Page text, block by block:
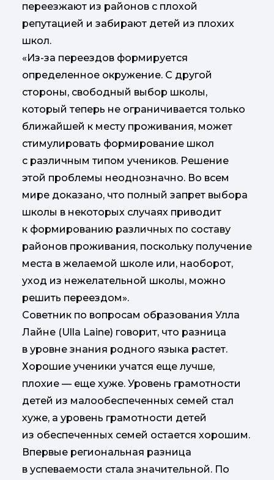
переезжают из районов с плохой
репутацией и забирают детей из плохих
школ.
«Из-за переездов формируется
определенное окружение. С другой
стороны, свободный выбор школы,
который теперь не ограничивается только
ближайшей к месту проживания, может
стимулировать формирование школ
с различным типом учеников. Решение
этой проблемы неоднозначно. Во всем
мире доказано, что полный запрет выбора
школы в некоторых случаях приводит
к формированию различных по составу
районов проживания, поскольку получение
места в желаемой школе или, наоборот,
уход из нежелательной школы, можно
решить переездом».
Советник по вопросам образования Улла
Лайне (Ulla Laine) говорит, что разница
в уровне знания родного языка растет.
Хорошие ученики учатся еще лучше,
плохие — еще хуже. Уровень грамотности
детей из малообеспеченных семей стал
хуже, а уровень грамотности детей
из обеспеченных семей остается хорошим.
Впервые региональная разница
в успеваемости стала значительной. По